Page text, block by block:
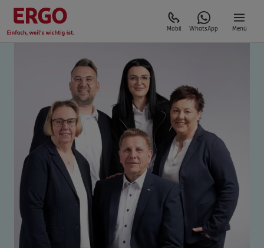
Mobil WhatsApp Menü